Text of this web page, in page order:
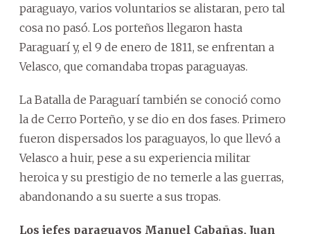
paraguayo, varios voluntarios se alistaran, pero tal
cosa no pasó. Los porteños llegaron hasta
Paraguarí y, el 9 de enero de 1811, se enfrentan a
Velasco, que comandaba tropas paraguayas.
La Batalla de Paraguarí también se conoció como
la de Cerro Porteño, y se dio en dos fases. Primero
fueron dispersados los paraguayos, lo que llevó a
Velasco a huir, pese a su experiencia militar
heroica y su prestigio de no temerle a las guerras,
abandonando a su suerte a sus tropas.
Los jefes paraguayos Manuel Cabañas, Juan